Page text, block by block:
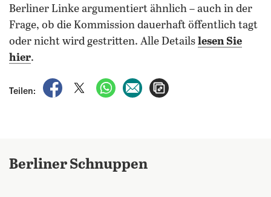
Berliner Linke argumentiert ähnlich – auch in der
Frage, ob die Kommission dauerhaft öffentlich tagt
oder nicht wird gestritten. Alle Details lesen Sie
hier.
Teilen:
auf Facebook teilen
auf X teilenper WhatsApp teilen
per E-Mail teilen
Berliner Schnuppen